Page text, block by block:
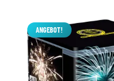
ANGEBOT!